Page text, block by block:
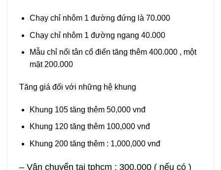
Chạy chỉ nhôm 1 đường đứng là 70.000
Chạy chỉ nhôm 1 đường ngang 40.000
Mẫu chỉ nổi tân cổ điển tăng thêm 400.000 , một
mặt 200.000
Tăng giá đối với những hệ khung
Khung 105 tăng thêm 50,000 vnđ
Khung 120 tăng thêm 100,000 vnđ
Khung 200 tăng thêm : 1,000,000 vnđ
– Vận chuyển tại tphcm : 300,000 ( nếu có )